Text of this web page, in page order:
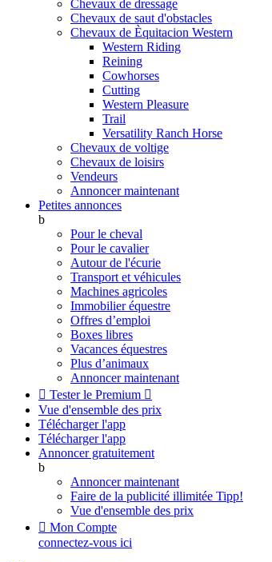
Chevaux de dressage
Chevaux de saut d'obstacles
Chevaux de Èquitacion Western
Western Riding
Reining
Cowhorses
Cutting
Western Pleasure
Trail
Versatility Ranch Horse
Chevaux de voltige
Chevaux de loisirs
Vendeurs
Annoncer maintenant
Petites annonces
b
Pour le cheval
Pour le cavalier
Autour de l'écurie
Transport et véhicules
Machines agricoles
Immobilier équestre
Offres d’emploi
Boxes libres
Vacances équestres
Plus d’animaux
Annoncer maintenant
 Tester le Premium 
Vue d'ensemble des prix
Télécharger l'app
Télécharger l'app
Annoncer gratuitement
b
Annoncer maintenant
Faire de la publicité illimitée Tipp!
Vue d'ensemble des prix
 Mon Compte
connectez-vous ici